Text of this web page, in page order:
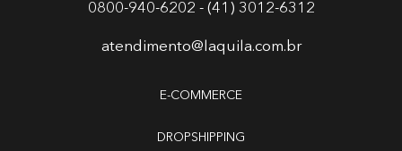
0800-940-6202 - (41) 3012-6312
atendimento@laquila.com.br
E-COMMERCE
DROPSHIPPING